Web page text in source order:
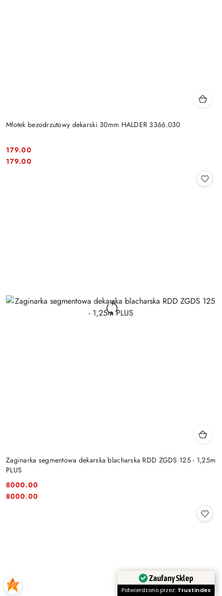
Młotek bezodrzutowy dekarski 30mm HALDER 3366.030
Cena:
179.00
Cena:
179.00
Zaginarka segmentowa dekarska blacharska RDD ZGDS 125 - 1,25m
PLUS
Cena:
8000.00
Cena:
8000.00
Zaufany Sklep
Potwierdzono przez: Trustindex